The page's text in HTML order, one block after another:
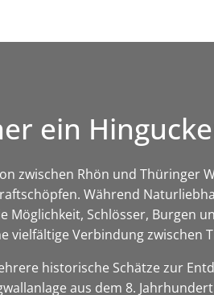
ein
zwischen Rhön und Thüringer
Während
Schlösser, Burgen
vielfältige Verbindung zwischen
historische Schätze zur
aus dem 8.